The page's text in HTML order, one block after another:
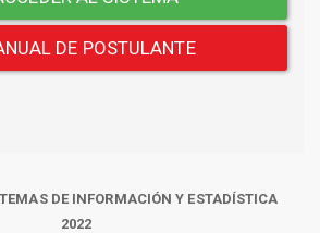
DE POSTULANTE
DE INFORMACIÓN Y ESTADÍSTICA
2022